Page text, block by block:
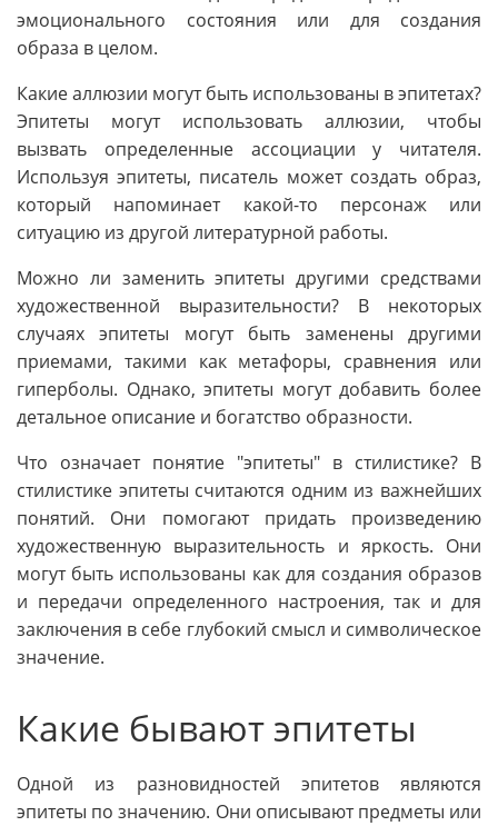
эмоционального состояния или для создания
образа в целом.
Какие аллюзии могут быть использованы в эпитетах?
Эпитеты могут использовать аллюзии, чтобы
вызвать определенные ассоциации у читателя.
Используя эпитеты, писатель может создать образ,
который напоминает какой-то персонаж или
ситуацию из другой литературной работы.
Можно ли заменить эпитеты другими средствами
художественной выразительности? В некоторых
случаях эпитеты могут быть заменены другими
приемами, такими как метафоры, сравнения или
гиперболы. Однако, эпитеты могут добавить более
детальное описание и богатство образности.
Что означает понятие "эпитеты" в стилистике? В
стилистике эпитеты считаются одним из важнейших
понятий. Они помогают придать произведению
художественную выразительность и яркость. Они
могут быть использованы как для создания образов
и передачи определенного настроения, так и для
заключения в себе глубокий смысл и символическое
значение.
Какие бывают эпитеты
Одной из разновидностей эпитетов являются
эпитеты по значению. Они описывают предметы или